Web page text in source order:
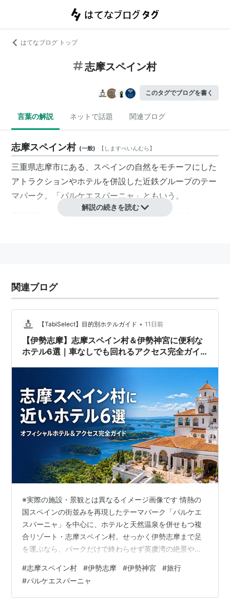
はてなブログ トップ
志摩スペイン村
このタグでブログを書く
言葉の解説 ネットで話題 関連ブログ
志摩スペイン村 (一般) 【 しますぺいんむら】
三重県志摩市にある、スペインの自然をモチーフにした
アトラクションやホテルを併設した近鉄グループのテー
マパーク 。「パルケエスパーニャ」ともいう。
ひまわりの湯」もあり、三重県を代表するテ
解説の続きを読む
関連ブログ
【TabiSelect】目的別ホテルガイド • 11日前
【伊勢志摩】志摩スペイン村＆伊勢神宮に便利な
ホテル6選｜車なしでも回れるアクセス完全ガイ
※実際の施設・景観とは異なるイメージ画像です 情熱の
国スペインの街並みを再現したテーマパーク「パルケエ
スパーニャ」を中心に、ホテルと天然温泉を併せもつ複
合リゾート・志摩スペイン村。せっかく伊勢志摩まで足
を運ぶなら、パークだけで終わらせず英虞湾の絶景や伊
は、楽天トラベルで予約できる志摩スペイン村＆伊勢神
宮に便利なホテル6選を、オフィシャルホテルの特典や車
なしでのアクセス方法とあわせてご紹介します。 宿泊費
#志摩スペイン村 #伊勢志摩 #伊勢神宮 #旅行
#パルケエスパーニャ